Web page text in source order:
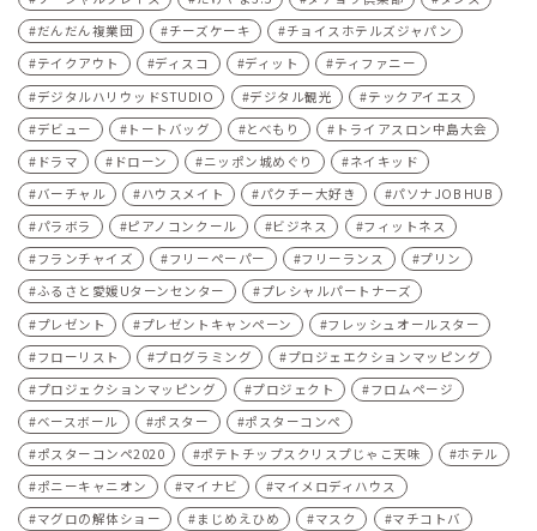
だんだん複業団
チーズケーキ
チョイスホテルズジャパン
テイクアウト
ディスコ ディット
ティファニー
デジタルハリウッドSTUDIO
デジタル観光
テックアイエス
デビュー
トートバッグ とべもり
トライアスロン中島大会
ドラマ
ドローン ニッポン城めぐり
ネイキッド
バーチャル
ハウスメイト パクチー大好き
パソナJOB HUB
パラボラ
ピアノコンクール ビジネス
フィットネス
フランチャイズ
フリーペーパー フリーランス
プリン
ふるさと愛媛Uターンセンター
プレシャルパートナーズ
プレゼント
プレゼントキャンペーン
フレッシュオールスター
フローリスト
プログラミング
プロジェエクションマッピング
プロジェクションマッピング
プロジェクト
フロムページ
ベースボール
ポスター
ポスターコンペ
ポスターコンペ2020
ポテトチップスクリスプじゃこ天味
ホテル
ポニーキャニオン
マイナビ
マイメロディハウス
マグロの解体ショー
まじめえひめ マスク
マチコトバ